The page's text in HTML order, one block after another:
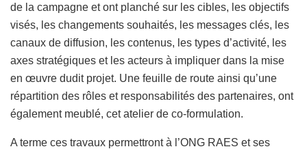
de la campagne et ont planché sur les cibles, les objectifs
visés, les changements souhaités, les messages clés, les
canaux de diffusion, les contenus, les types d’activité, les
axes stratégiques et les acteurs à impliquer dans la mise
en œuvre dudit projet. Une feuille de route ainsi qu’une
répartition des rôles et responsabilités des partenaires, ont
également meublé, cet atelier de co-formulation.
A terme ces travaux permettront à l’ONG RAES et ses